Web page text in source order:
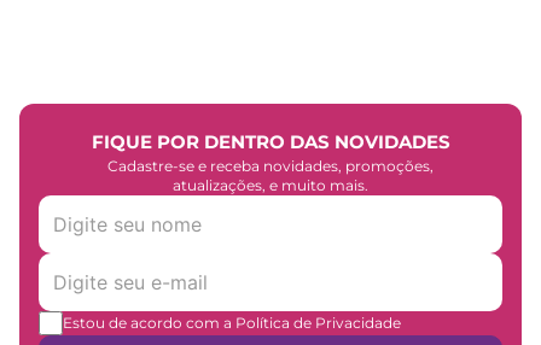
FIQUE POR DENTRO DAS NOVIDADES
Cadastre-se e receba novidades, promoções,
atualizações, e muito mais.
Estou de acordo com a Política de Privacidade